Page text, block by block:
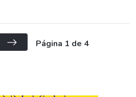
Página 1 de 4